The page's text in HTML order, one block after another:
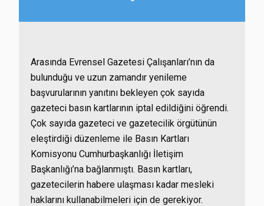
Arasında Evrensel Gazetesi Çalışanları’nın da
bulunduğu ve uzun zamandır yenileme
başvurularının yanıtını bekleyen çok sayıda
gazeteci basın kartlarının iptal edildiğini öğrendi.
Çok sayıda gazeteci ve gazetecilik örgütünün
eleştirdiği düzenleme ile Basın Kartları
Komisyonu Cumhurbaşkanlığı İletişim
Başkanlığı’na bağlanmıştı. Basın kartları,
gazetecilerin habere ulaşması kadar mesleki
haklarını kullanabilmeleri için de gerekiyor.